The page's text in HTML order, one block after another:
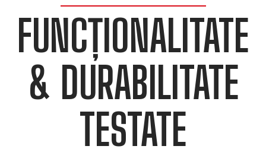
FUNCȚIONALITATE
& DURABILITATE
TESTATE